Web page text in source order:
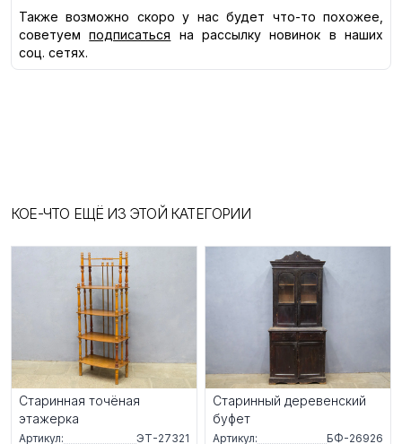
Также возможно скоро у нас будет что-то похожее,
советуем
подписаться
на рассылку новинок в наших
соц. сетях.
КОЕ-ЧТО ЕЩЁ ИЗ ЭТОЙ КАТЕГОРИИ
Старинная точёная
этажерка
Артикул:
ЭТ-27321
Старинный деревенский
буфет
Артикул:
БФ-26926